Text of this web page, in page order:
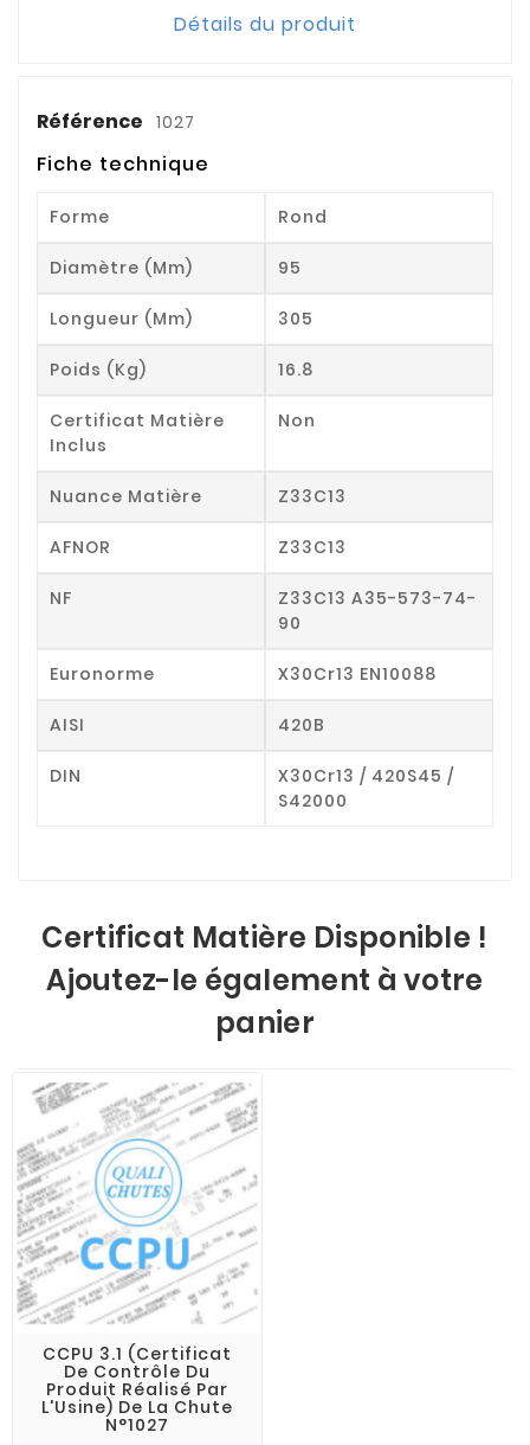
Détails du produit
Référence 1027
Fiche technique
Forme Rond
Diamètre (mm) 95
Longueur (mm) 305
Poids (kg) 16.8
Certificat Matière
Inclus
Non
Nuance Matière Z33C13
AFNOR Z33C13
NF
Z33C13 A35-573-74-
90
Euronorme X30Cr13 EN10088
AISI 420B
DIN
X30Cr13 / 420S45 /
S42000
Certificat Matière Disponible !
Ajoutez-le également à votre
panier
CCPU 3.1 (Certificat
De Contrôle Du
Produit Réalisé Par
L'Usine) De La Chute
N°1027